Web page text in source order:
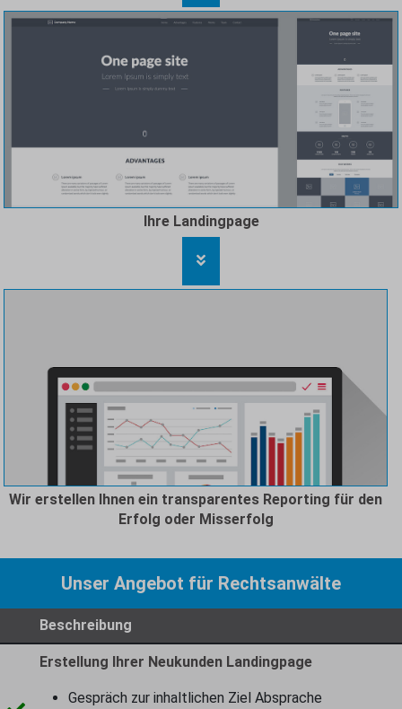
Ihre Landingpage
Wir erstellen Ihnen ein transparentes Reporting für den
Erfolg oder Misserfolg
Unser Angebot für Rechtsanwälte
Beschreibung
Erstellung Ihrer Neukunden Landingpage
Gespräch zur inhaltlichen Ziel Absprache